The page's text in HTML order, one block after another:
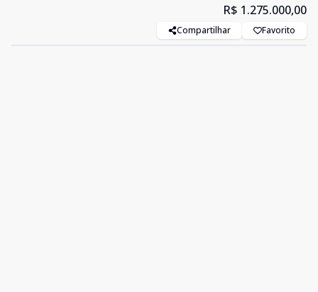
R$ 1.275.000,00
Compartilhar Favorito